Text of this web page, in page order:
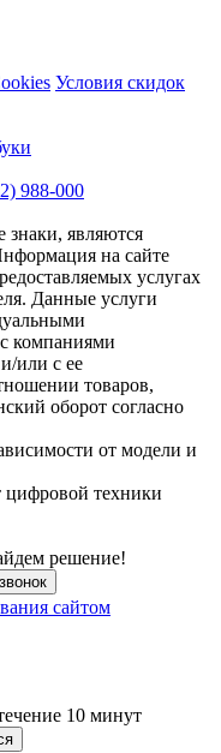
Условия скидок
988-000
знаки, являются
на сайте
услугах
Данные услуги
компаниями
или с ее
товаров,
оборот согласно
от модели и
техники
решение!
сайтом
10 минут